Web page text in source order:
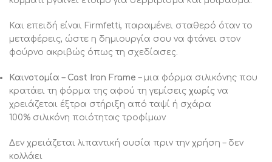
Και επειδή είναι Firmfetti, παραμένει σταθερό όταν το
μεταφέρεις, ώστε η δημιουργία σου να φτάνει στον
φούρνο ακριβώς όπως τη σχεδίασες.
Καινοτομία – Cast Iron Frame– μια φόρμα σιλικόνης που
κρατάει τη φόρμα της αφού τη γεμίσεις χωρίς να
χρειάζεται έξτρα στήριξη από ταψί ή σχάρα
100% σιλικόνη ποιότητας τροφίμων
Δεν χρειάζεται λιπαντική ουσία πριν την χρήση – δεν
κολλάει